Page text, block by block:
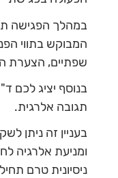
במהלך הפגישה
המבוקש בתווי
שפתיים, הצערת
בנוסף יציג לכם
תגובה אלרגית.
בעניין זה ניתן
ומניעת אלרגיה
ניסיונית טרם